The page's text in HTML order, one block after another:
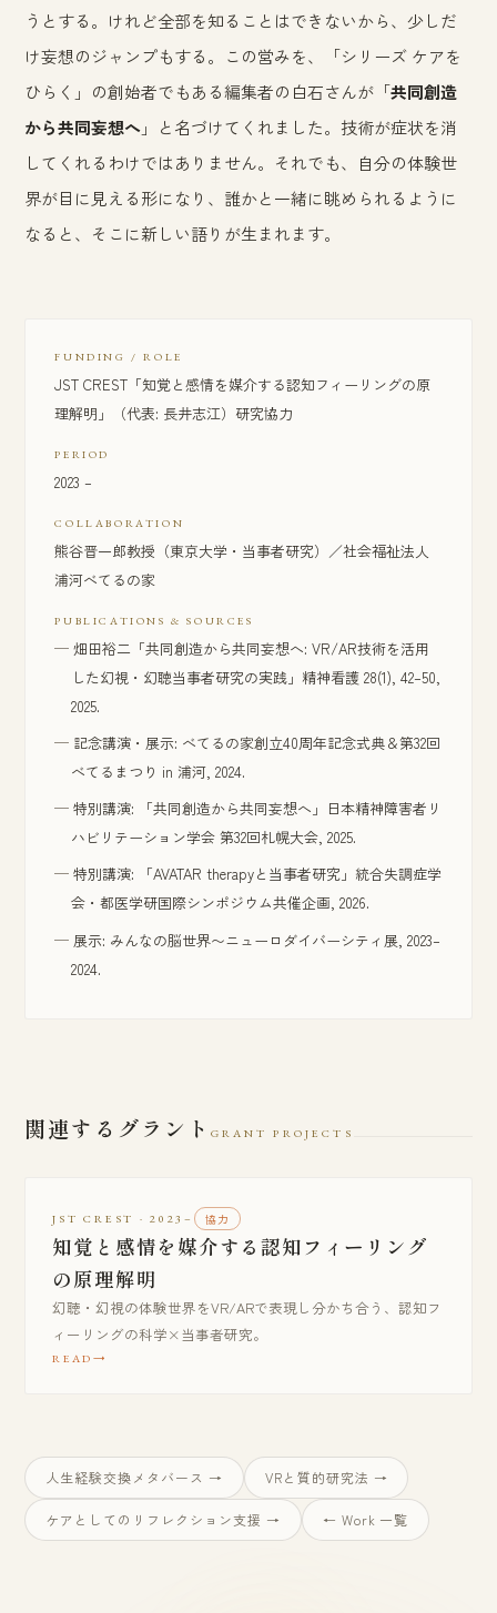
うとする。けれど全部を知ることはできないから、少しだ
け妄想のジャンプもする。この営みを、「シリーズ ケアを
ひらく」の創始者でもある編集者の白石さんが「共同創造
から共同妄想へ」と名づけてくれました。技術が症状を消
してくれるわけではありません。それでも、自分の体験世
界が目に見える形になり、誰かと一緒に眺められるように
なると、そこに新しい語りが生まれます。
FUNDING / ROLE
JST CREST「知覚と感情を媒介する認知フィーリングの原
理解明」（代表: 長井志江）研究協力
PERIOD
2023 –
COLLABORATION
熊谷晋一郎教授（東京大学・当事者研究）／社会福祉法人
浦河べてるの家
PUBLICATIONS & SOURCES
畑田裕二「共同創造から共同妄想へ: VR/AR技術を活用
した幻視・幻聴当事者研究の実践」精神看護 28(1), 42–50,
2025.
記念講演・展示: べてるの家創立40周年記念式典＆第32回
べてるまつり in 浦河, 2024.
特別講演: 「共同創造から共同妄想へ」日本精神障害者リ
ハビリテーション学会 第32回札幌大会, 2025.
特別講演: 「AVATAR therapyと当事者研究」統合失調症学
会・都医学研国際シンポジウム共催企画, 2026.
展示: みんなの脳世界〜ニューロダイバーシティ展, 2023–
2024.
関連するグラント GRANT PROJECTS
JST CREST · 2023– 協力
知覚と感情を媒介する認知フィーリング
の原理解明
幻聴・幻視の体験世界をVR/ARで表現し分かち合う、認知フ
ィーリングの科学×当事者研究。
READ
人生経験交換メタバース → VRと質的研究法 →
ケアとしてのリフレクション支援 → ← Work 一覧